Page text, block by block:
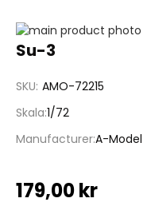
Su-3
SKU AMO-72215
Skala 1/72
ManufacturerA-Model
179,00 kr
Hoppa
till
bildgalleriet
Hoppa
av
bildgalleriet